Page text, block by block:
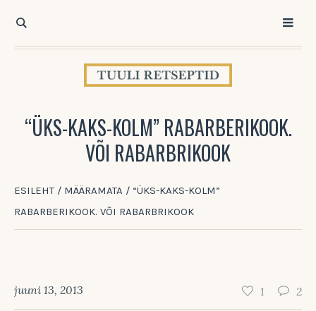
“ÜKS-KAKS-KOLM” RABARBERIKOOK.
VÕI RABARBRIKOOK
ESILEHT / MÄÄRAMATA / “ÜKS-KAKS-KOLM”
RABARBERIKOOK. VÕI RABARBRIKOOK
juuni 13, 2013 2
1